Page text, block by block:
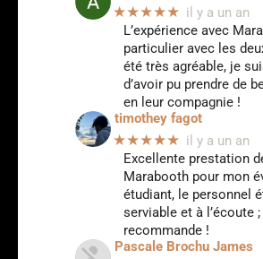
★★★★★ il y a un an
L’expérience avec
particulier avec les
été très agréable, je
d’avoir pu prendre de
en leur compagnie !
timothey fagot
★★★★★ il y a un an
Excellente prestation
Marabooth pour mon
étudiant, le personnel
serviable et à l’écoute
recommande !
Pascale Brochu James